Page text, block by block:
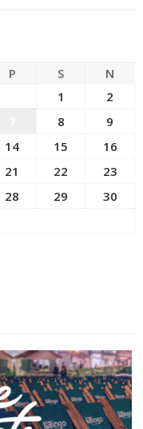
P S
N
1
2
8
9
14 15
16
21 22
23
28 29
30